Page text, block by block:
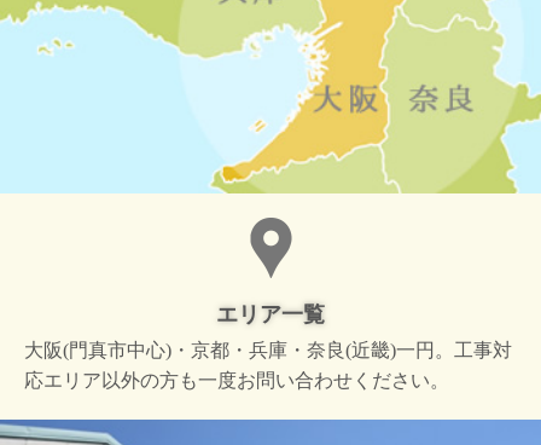
エリア一覧
大阪(門真市中心)・京都・兵庫・奈良(近畿)一円。工事対
応エリア以外の方も一度お問い合わせください。